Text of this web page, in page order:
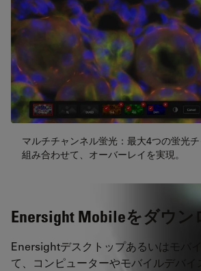
マルチチャンネル蛍光：最大4つの蛍光
組み合わせて、オーバーレイを実現。
Enersight Mobileをダウン
Enersightデスクトップあるいはモバ
て、コンピューターやモバイルデバイ